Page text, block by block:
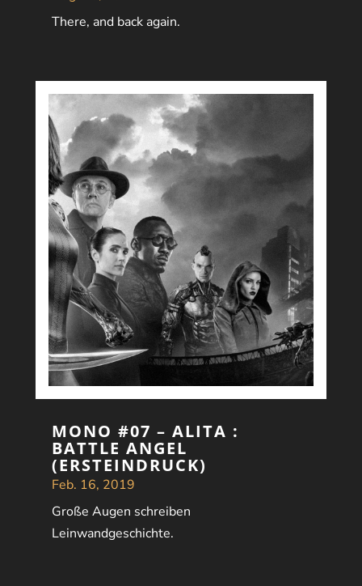
There, and back again.
MONO #07 – ALITA :
BATTLE ANGEL
(ERSTEINDRUCK)
Feb. 16, 2019
Große Augen schreiben
Leinwandgeschichte.